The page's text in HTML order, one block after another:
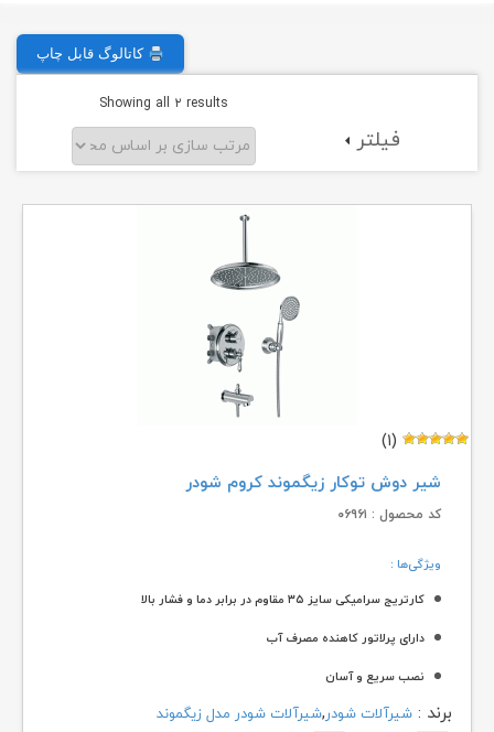
کاتالوگ قابل چاپ
فیلتر
Showing all ۲ results
popularity
(۱)
شیر دوش توکار زیگموند کروم شودر
کد محصول : ۰۶۹۶۱
ویژگی‌ها :
کارتریج سرامیکی سایز ۳۵ مقاوم در برابر دما و فشار بالا
دارای پرلاتور کاهنده مصرف آب
نصب سریع و آسان
ساختار ارگونومیکبرند : شیرآلات شودر,شیرآلات شودر مدل زیگموند